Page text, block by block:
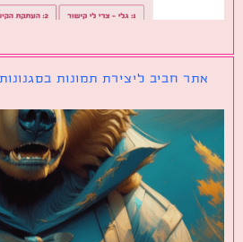
חביב ליצירת תמונות בסגנונות